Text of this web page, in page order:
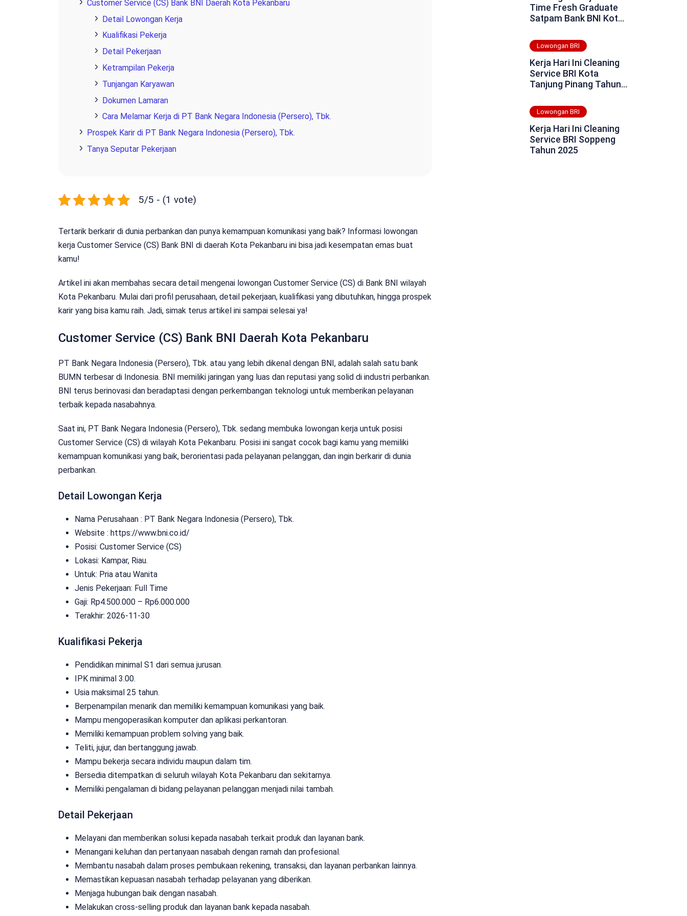
Customer Service (CS) Bank BNI Daerah Kota Pekanbaru
Detail Lowongan Kerja
Kualifikasi Pekerja
Detail Pekerjaan
Ketrampilan Pekerja
Tunjangan Karyawan
Dokumen Lamaran
Cara Melamar Kerja di PT Bank Negara Indonesia (Persero), Tbk.
Prospek Karir di PT Bank Negara Indonesia (Persero), Tbk.
Tanya Seputar Pekerjaan
5/5 - (1 vote)
Tertarik berkarir di dunia perbankan dan punya kemampuan komunikasi yang baik? Informasi lowongan
kerja Customer Service (CS) Bank BNI di daerah Kota Pekanbaru ini bisa jadi kesempatan emas buat
kamu!
Artikel ini akan membahas secara detail mengenai lowongan Customer Service (CS) di Bank BNI wilayah
Kota Pekanbaru. Mulai dari profil perusahaan, detail pekerjaan, kualifikasi yang dibutuhkan, hingga prospek
karir yang bisa kamu raih. Jadi, simak terus artikel ini sampai selesai ya!
Customer Service (CS) Bank BNI Daerah Kota Pekanbaru
PT Bank Negara Indonesia (Persero), Tbk. atau yang lebih dikenal dengan BNI, adalah salah satu bank
BUMN terbesar di Indonesia. BNI memiliki jaringan yang luas dan reputasi yang solid di industri perbankan.
BNI terus berinovasi dan beradaptasi dengan perkembangan teknologi untuk memberikan pelayanan
terbaik kepada nasabahnya.
Saat ini, PT Bank Negara Indonesia (Persero), Tbk. sedang membuka lowongan kerja untuk posisi
Customer Service (CS) di wilayah Kota Pekanbaru. Posisi ini sangat cocok bagi kamu yang memiliki
kemampuan komunikasi yang baik, berorientasi pada pelayanan pelanggan, dan ingin berkarir di dunia
perbankan.
Detail Lowongan Kerja
Nama Perusahaan : PT Bank Negara Indonesia (Persero), Tbk.
Website : https://www.bni.co.id/
Posisi: Customer Service (CS)
Lokasi: Kampar, Riau.
Untuk: Pria atau Wanita
Jenis Pekerjaan: Full Time
Gaji: Rp4.500.000 – Rp6.000.000
Terakhir: 2026-11-30
Kualifikasi Pekerja
Pendidikan minimal S1 dari semua jurusan.
IPK minimal 3.00.
Usia maksimal 25 tahun.
Berpenampilan menarik dan memiliki kemampuan komunikasi yang baik.
Mampu mengoperasikan komputer dan aplikasi perkantoran.
Memiliki kemampuan problem solving yang baik.
Teliti, jujur, dan bertanggung jawab.
Mampu bekerja secara individu maupun dalam tim.
Bersedia ditempatkan di seluruh wilayah Kota Pekanbaru dan sekitarnya.
Memiliki pengalaman di bidang pelayanan pelanggan menjadi nilai tambah.
Detail Pekerjaan
Melayani dan memberikan solusi kepada nasabah terkait produk dan layanan bank.
Menangani keluhan dan pertanyaan nasabah dengan ramah dan profesional.
Membantu nasabah dalam proses pembukaan rekening, transaksi, dan layanan perbankan lainnya.
Memastikan kepuasan nasabah terhadap pelayanan yang diberikan.
Menjaga hubungan baik dengan nasabah.
Melakukan cross-selling produk dan layanan bank kepada nasabah.
Time Fresh Graduate
Satpam Bank BNI Kota
2025
Lowongan BRI
Kerja Hari Ini Cleaning
Service BRI Kota
Tanjung Pinang Tahun
Lowongan BRI
Kerja Hari Ini Cleaning
Service BRI Soppeng
Tahun 2025